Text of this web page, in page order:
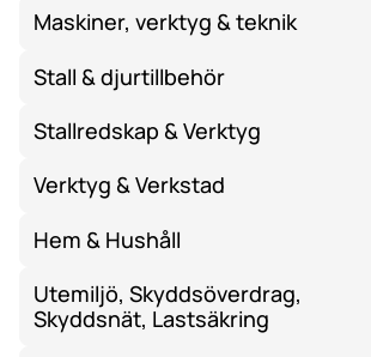
Maskiner, verktyg & teknik
Stall & djurtillbehör
Stallredskap & Verktyg
Verktyg & Verkstad
Hem & Hushåll
Utemiljö, Skyddsöverdrag,
Skyddsnät, Lastsäkring